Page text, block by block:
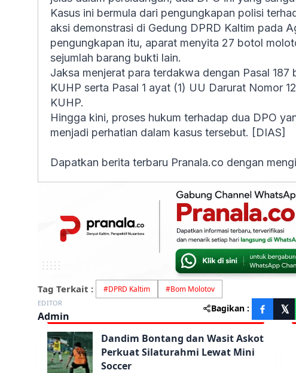
Kasus ini bermula dari pengungkapan polisi
aksi demonstrasi di Gedung DPRD Kaltim pada
pengungkapan itu, aparat menyita 27 botol
sejumlah barang bukti lain.
Jaksa menjerat para terdakwa dengan Pasal
KUHP serta Pasal 1 ayat (1) UU Darurat Nomor
KUHP.
Hingga kini, proses hukum terhadap dua DPO
menjadi perhatian dalam kasus tersebut. [DIAS]
Dapatkan berita terbaru Pranala.co dengan
Tag Terkait : #DPRD Kaltim #Bom Molotov
EDITOR
Admin
Bagikan :
Dandim Bontang dan Wasit Askot
Perkuat Silaturahmi Lewat Mini
Soccer